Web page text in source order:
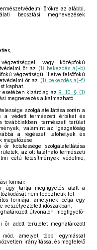
őrökre az alábbi,
beosztási megnevezések
vagy középfokú
őr az (1) bekezdés a)–b)
végzettségű, illetve felsőfokú
őr az (1) bekezdés a)–f)
kaphat.
esetében kizárólag az R. 10. § (1)
megnevezés alkalmazható.
szolgálatellátása során a
a védett természeti értéket és
természeti terület
valamint az igazgatóság
a régészeti lelőhelyek és
megelőzése.
kötelessége szolgálatellátása
az ott található természeti
célú létesítmények védelme,
formái:
úgy tartja megfigyelés alatt a
nem fedezhetik fel;
formája, amelynek célja egy
veszélyeztetett időszakban;
útvonalon megfigyelő-
őr adott területet meghatározott
amelyet több, egymással
irányítással és megfelelő